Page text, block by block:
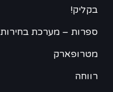
בקליק!
ספרות – מערכת בחירות
מטרופארק
רווחה